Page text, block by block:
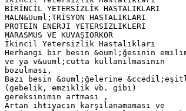
BİRİNCİL YETERSİZLİK HASTALIKLARI
MALN&Uuml;TRİSYON HASTALIKLARI
PROTEİN ENERJİ YETERSİZLİKLERİ
MARASMUS VE KUVAŞİORKOR
İkincil Yetersizlik Hastalıkları
Herhangi bir besin &ouml;ğesinin
ve ya v&uuml;cutta kullanılmasının
bozulması,
Bazı besin &ouml;ğelerine
(gebelik, emziklik vb. gibi)
gereksinimin artması ,
Artan ihtiyacın karşılanamaması ve